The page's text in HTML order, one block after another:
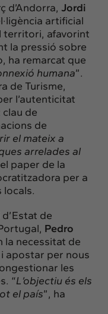
d’Andorra, Jordi
artificial
territori, afavorint
la pressió sobre
ha remarcat que
humana”.
de Turisme,
l’autenticitat
de
de
el mateix a
arrelades al
paper de la
per a
locals.
de
Pedro
la necessitat de
apostar per nous
les
“L’objectiu és els
el país”, ha